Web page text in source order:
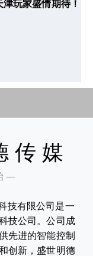
玩家盛情期待！
传媒
—
技有限公司是一
技公司。公司成
先进的智能控制
创新，盛世明德